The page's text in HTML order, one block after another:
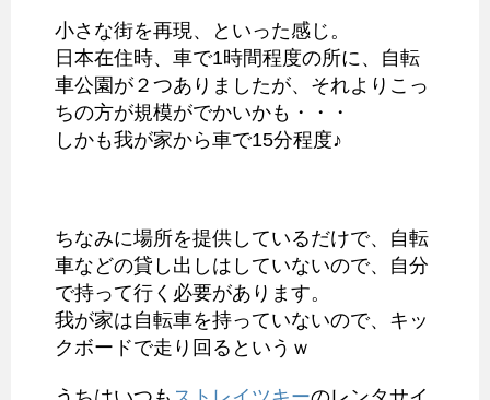
小さな街を再現、といった感じ。
日本在住時、車で1時間程度の所に、自転
車公園が２つありましたが、それよりこっ
ちの方が規模がでかいかも・・・
しかも我が家から車で15分程度♪
ちなみに場所を提供しているだけで、自転
車などの貸し出しはしていないので、自分
で持って行く必要があります。
我が家は自転車を持っていないので、キッ
クボードで走り回るというｗ